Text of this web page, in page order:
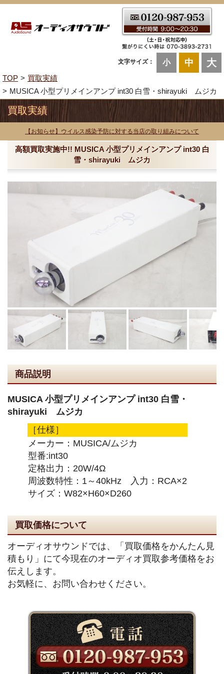
文字サイズ： 小 中 大
TOP
買取実績
MUSICA 小型プリメインアンプ int30 白雪・shirayuki ムジカ
買取実績
【お知らせ】ウイルス感染予防に対する当店の取り組みについて
高額買取実施中!! MUSICA 小型プリメインアンプ int30 白
雪・shirayuki ムジカ
商品説明
MUSICA 小型プリメインアンプ int30 白雪・
shirayuki ムジカ
［仕様］
メーカー：MUSICA/ムジカ
型番:int30
定格出力：20W/4Ω
周波数特性：1～40kHz 入力：RCA×2
サイズ：W82×H60×D260
買取価格について
オーディオサウンドでは、「買取価格をかんたん見
積もり」にて今現在のオーディオ買取参考価格をお
伝えします。
お気軽に、お問い合わせください。